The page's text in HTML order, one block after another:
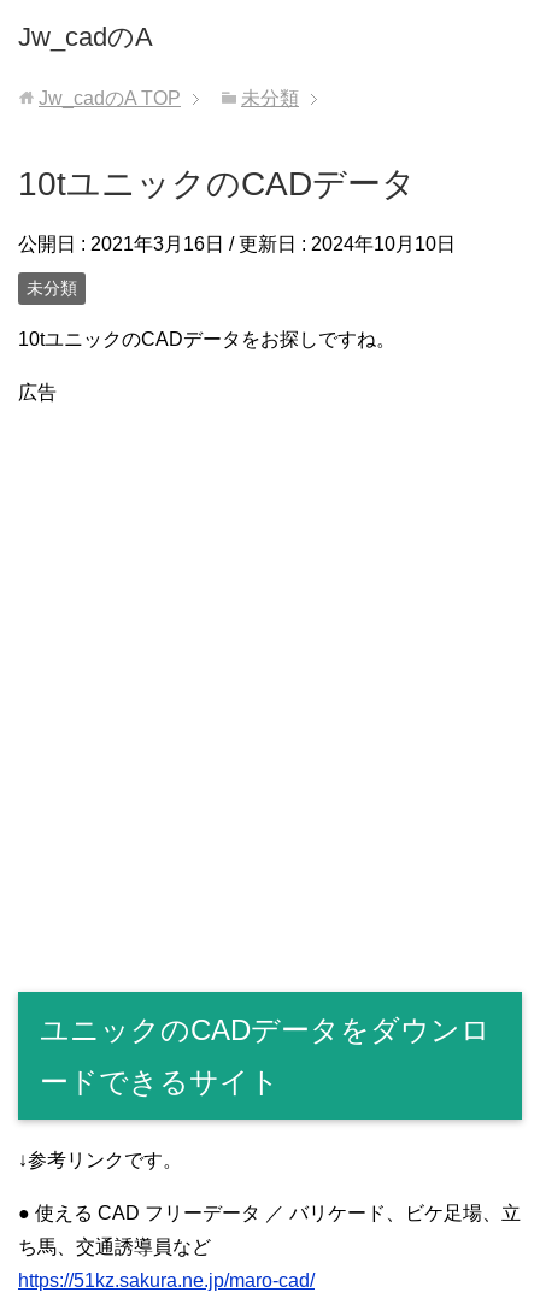
Jw_cadのA
Jw_cadのA TOP 未分類
10tユニックのCADデータ
公開日 : 2021年3月16日 / 更新日 : 2024年10月10日
未分類
10tユニックのCADデータをお探しですね。
広告
ユニックのCADデータをダウンロ
ードできるサイト
↓参考リンクです。
● 使える CAD フリーデータ ／ バリケード、ビケ足場、立
ち馬、交通誘導員など
https://51kz.sakura.ne.jp/maro-cad/